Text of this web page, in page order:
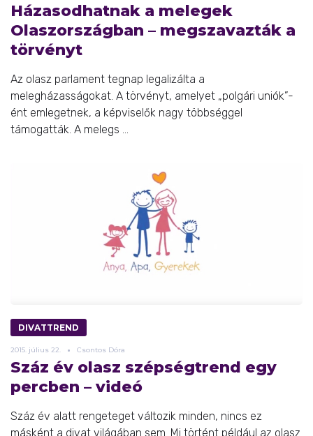
Házasodhatnak a melegek
Olaszországban – megszavazták a
törvényt
Az olasz parlament tegnap legalizálta a
melegházasságokat. A törvényt, amelyet „polgári uniók”-
ént emlegetnek, a képviselők nagy többséggel
támogatták. A melegs ...
DIVATTREND
2015. július 22. Csontos Dóra
Száz év olasz szépségtrend egy
percben – videó
Száz év alatt rengeteget változik minden, nincs ez
másként a divat világában sem. Mi történt például az olasz